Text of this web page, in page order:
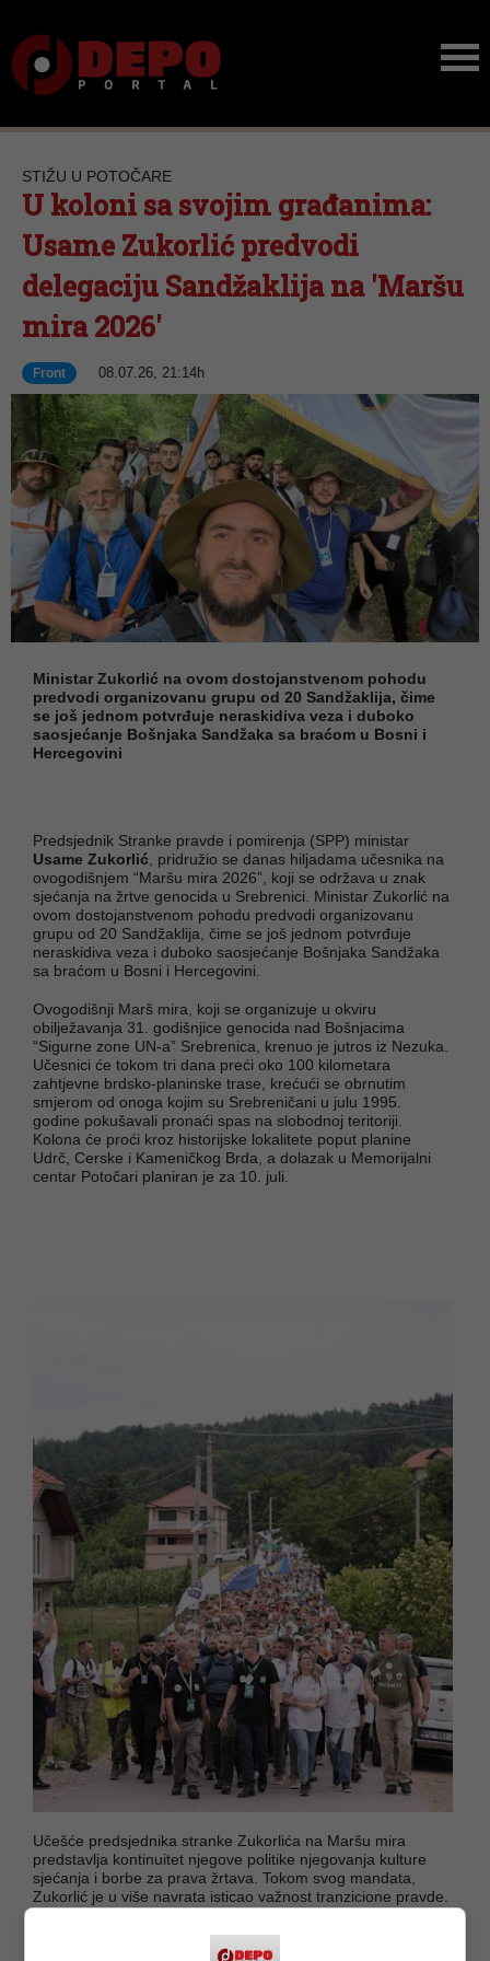
STIŽU U POTOČARE
U koloni sa svojim građanima:
Usame Zukorlić predvodi
delegaciju Sandžaklija na 'Maršu
mira 2026'
Front 08.07.26, 21:14h
Ministar Zukorlić na ovom dostojanstvenom pohodu
predvodi organizovanu grupu od 20 Sandžaklija, čime
se još jednom potvrđuje neraskidiva veza i duboko
saosjećanje Bošnjaka Sandžaka sa braćom u Bosni i
Hercegovini
Predsjednik Stranke pravde i pomirenja (SPP) ministar
Usame Zukorlić , pridružio se danas hiljadama učesnika na
ovogodišnjem “Maršu mira 2026”, koji se održava u znak
sjećanja na žrtve genocida u Srebrenici. Ministar Zukorlić na
ovom dostojanstvenom pohodu predvodi organizovanu
grupu od 20 Sandžaklija, čime se još jednom potvrđuje
neraskidiva veza i duboko saosjećanje Bošnjaka Sandžaka
sa braćom u Bosni i Hercegovini.
Ovogodišnji Marš mira, koji se organizuje u okviru
obilježavanja 31. godišnjice genocida nad Bošnjacima
“Sigurne zone UN-a” Srebrenica, krenuo je jutros iz Nezuka.
Učesnici će tokom tri dana preći oko 100 kilometara
zahtjevne brdsko-planinske trase, krećući se obrnutim
smjerom od onoga kojim su Srebreničani u julu 1995.
godine pokušavali pronaći spas na slobodnoj teritoriji.
Kolona će proći kroz historijske lokalitete poput planine
Udrč, Cerske i Kameničkog Brda, a dolazak u Memorijalni
centar Potočari planiran je za 10. juli.
Učešće predsjednika stranke Zukorlića na Maršu mira
predstavlja kontinuitet njegove politike njegovanja kulture
sjećanja i borbe za prava žrtava. Tokom svog mandata,
Zukorlić je u više navrata isticao važnost tranzicione pravde.
snažnu poruku jedinstva, solidarnosti i opredijeljenosti za
izgradnju mira temeljenog na istini i pravdi.